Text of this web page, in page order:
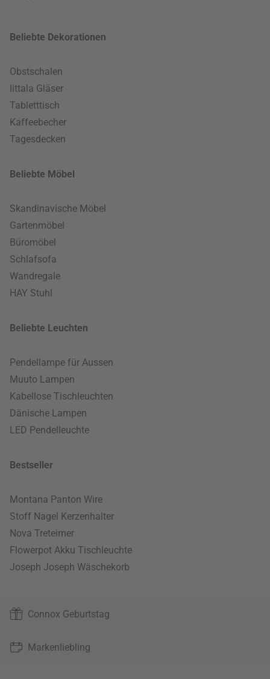
Beliebte Dekorationen
Obstschalen
Iittala Gläser
Tabletttisch
Kaffeebecher
Tagesdecken
Beliebte Möbel
Skandinavische Möbel
Gartenmöbel
Büromöbel
Schlafsofa
Wandregale
HAY Stuhl
Beliebte Leuchten
Pendellampe für Aussen
Muuto Lampen
Kabellose Tischleuchten
Dänische Lampen
LED Pendelleuchte
Bestseller
Montana Panton Wire
Stoff Nagel Kerzenhalter
Nova Treteimer
Flowerpot Akku Tischleuchte
Joseph Joseph Wäschekorb
Connox Geburtstag
Markenliebling